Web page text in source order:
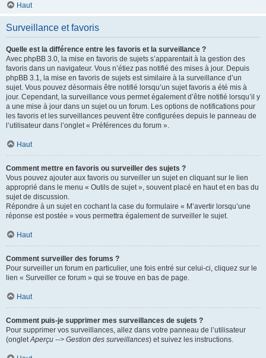
Haut
Surveillance et favoris
Quelle est la différence entre les favoris et la surveillance ?
Avec phpBB 3.0, la mise en favoris de sujets s’apparentait à la gestion des
favoris dans un navigateur. Vous n’étiez pas notifié des mises à jour. Depuis
phpBB 3.1, la mise en favoris de sujets est similaire à la surveillance d’un
sujet. Vous pouvez désormais être notifié lorsqu’un sujet favoris a été mis à
jour. Cependant, la surveillance vous permet également d’être notifié lorsqu’il y
a une mise à jour dans un sujet ou un forum. Les options de notifications pour
les favoris et les surveillances peuvent être configurées depuis le panneau de
l’utilisateur dans l’onglet « Préférences du forum ».
Haut
Comment mettre en favoris ou surveiller des sujets ?
Vous pouvez ajouter aux favoris ou surveiller un sujet en cliquant sur le lien
approprié dans le menu « Outils de sujet », souvent placé en haut et en bas du
sujet de discussion.
Répondre à un sujet en cochant la case du formulaire « M’avertir lorsqu’une
réponse est postée » vous permettra également de surveiller le sujet.
Haut
Comment surveiller des forums ?
Pour surveiller un forum en particulier, une fois entré sur celui-ci, cliquez sur le
lien « Surveiller ce forum » qui se trouve en bas de page.
Haut
Comment puis-je supprimer mes surveillances de sujets ?
Pour supprimer vos surveillances, allez dans votre panneau de l’utilisateur
(ongletAperçu --> Gestion des surveillances) et suivez les instructions.